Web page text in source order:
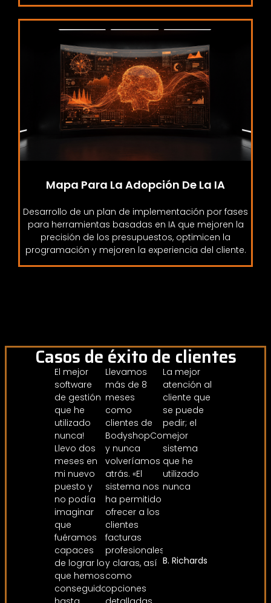
Mapa Para La Adopción De La IA
Desarrollo de un plan de implementación por fases
para herramientas basadas en IA que mejoren la
precisión de los presupuestos, optimicen la
programación y mejoren la experiencia del cliente.
Casos de éxito de clientes
El mejor
software
de gestión
que he
utilizado
nunca!
Llevo dos
meses en
mi nuevo
puesto y
no podía
imaginar
que
fuéramos
capaces
de lograr lo
que hemos
conseguido
Llevamos
más de 8
meses
como
clientes de
BodyshopConnect
y nunca
volveríamos
atrás. «El
sistema nos
ha permitido
ofrecer a los
clientes
facturas
profesionales
y claras, así
como
opciones
La mejor
atención al
cliente que
se puede
pedir; el
mejor
sistema
que he
utilizado
nunca
B. Richards